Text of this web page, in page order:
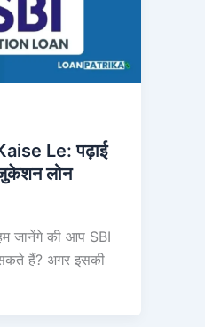
Le: पढ़ाई
लोन
जानेंगे की आप SBI
हैं? अगर इसकी